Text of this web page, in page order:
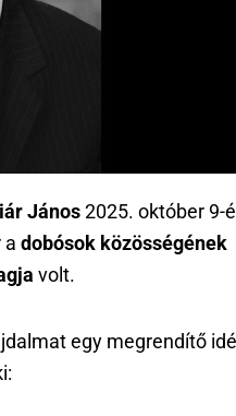
János2025. október 9-
a dobósok közösségének
volt.
egy megrendítő